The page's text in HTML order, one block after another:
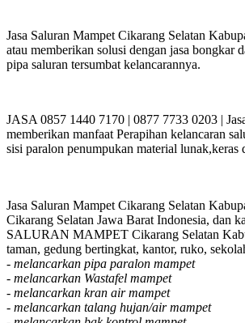
Jasa Saluran Mampet Cikarang Selatan
atau memberikan solusi dengan jasa bongkar
pipa saluran tersumbat kelancarannya.
JASA 0857 1440 7170 | 0877 7733 0203 |
memberikan manfaat Perapihan kelancaran
sisi paralon penumpukan material lunak,keras
Jasa Saluran Mampet Cikarang Selatan
Cikarang Selatan Jawa Barat Indonesia, dan
SALURAN MAMPET Cikarang Selatan
taman, gedung bertingkat, kantor, ruko,
- melancarkan pipa paralon mampet
- melancarkan Wastafel mampet
- melancarkan kran air mampet
- melancarkan talang hujan/air mampet